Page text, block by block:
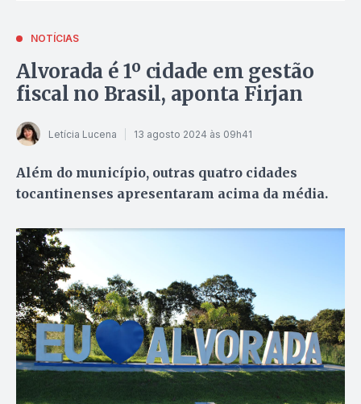
NOTÍCIAS
Alvorada é 1º cidade em gestão
fiscal no Brasil, aponta Firjan
Letícia Lucena 13 agosto 2024 às 09h41
Além do município, outras quatro cidades
tocantinenses apresentaram acima da média.